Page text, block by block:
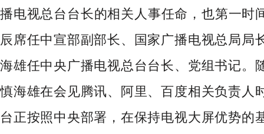
播电视总台台长的相关人事任命， 也第一时
辰席任中宣部副部长、国家广播电视总局局
海雄任中央广播电视总台台长、党组书记。
慎海雄在会见腾讯、阿里、百度相关负责人
台正按照中央部署，在保持电视大屏优势的